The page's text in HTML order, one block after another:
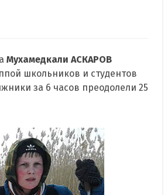
Мухамедкали АСКАРОВ
школьников и студентов
за 6 часов преодолели 25